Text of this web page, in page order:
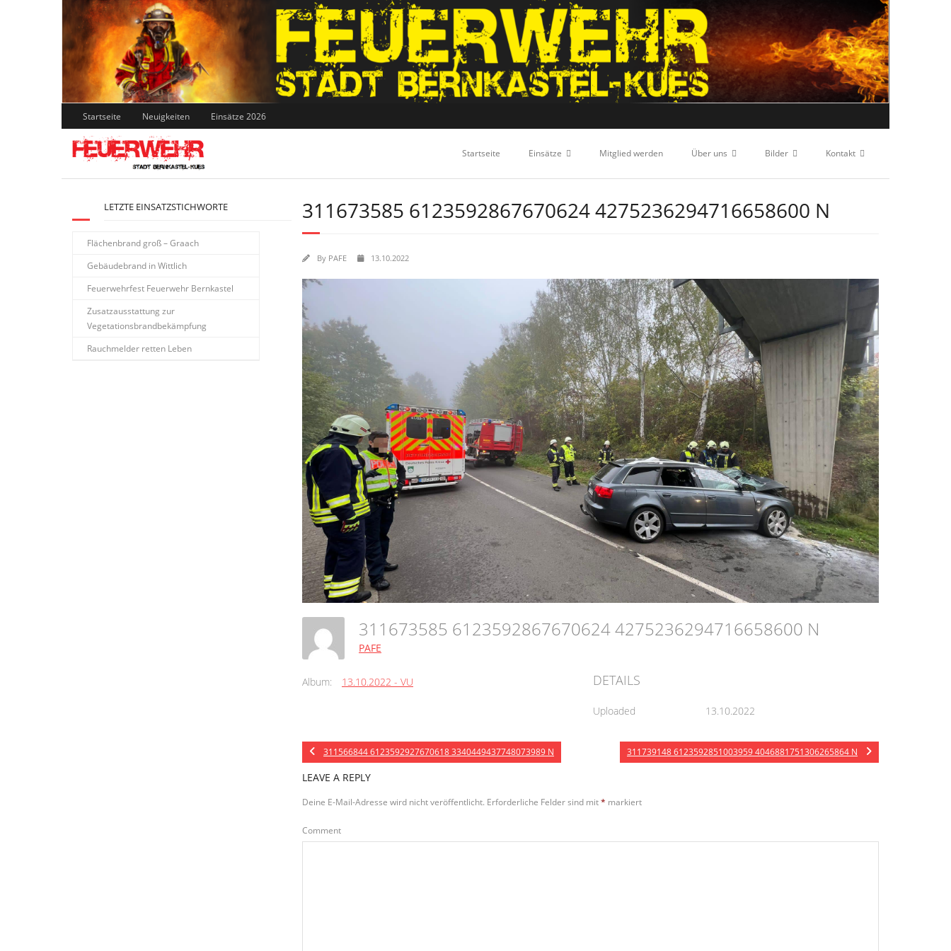
Skip
to
content
Startseite Neuigkeiten Einsätze 2026
Startseite Einsätze Mitglied werden Über uns Bilder Kontakt
311673585 6123592867670624 4275236294716658600 N
By PAFE 13.10.2022
311673585 6123592867670624 4275236294716658600 N
PAFE
Album: 13.10.2022 - VU DETAILS
Uploaded 13.10.2022
311566844 6123592927670618 3340449437748073989 N 311739148 6123592851003959 4046881751306265864 N
LEAVE A REPLY
Deine E-Mail-Adresse wird nicht veröffentlicht. Erforderliche Felder sind mit* markiert
Comment
LETZTE EINSATZSTICHWORTE
Flächenbrand groß – Graach
Gebäudebrand in Wittlich
Feuerwehrfest Feuerwehr Bernkastel
Zusatzausstattung zur
Vegetationsbrandbekämpfung
Rauchmelder retten Leben